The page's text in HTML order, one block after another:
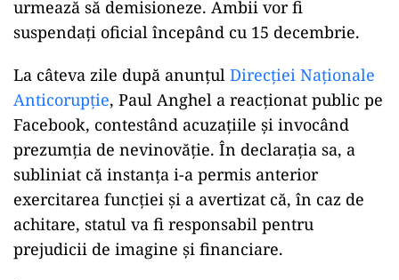
urmează să demisioneze. Ambii vor fi
suspendați oficial începând cu 15 decembrie.
La câteva zile după anunțul Direcției Naționale
Anticorupție, Paul Anghel a reacționat public pe
Facebook, contestând acuzațiile și invocând
prezumția de nevinovăție. În declarația sa, a
subliniat că instanța i-a permis anterior
exercitarea funcției și a avertizat că, în caz de
achitare, statul va fi responsabil pentru
prejudicii de imagine și financiare.